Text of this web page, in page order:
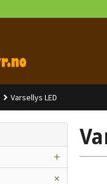
Varsellys LED